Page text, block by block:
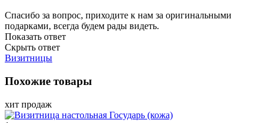
Спасибо за вопрос, приходите к нам за оригинальными
подарками, всегда будем рады видеть.
Показать ответ
Скрыть ответ
Визитницы
Похожие товары
хит продаж